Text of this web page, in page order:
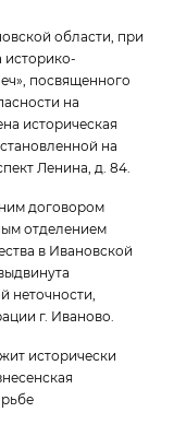
области, при
историко-
посвященного
на
историческая
на
Ленина, д. 84.
договором
отделением
в Ивановской
неточности,
г. Иваново.
исторически